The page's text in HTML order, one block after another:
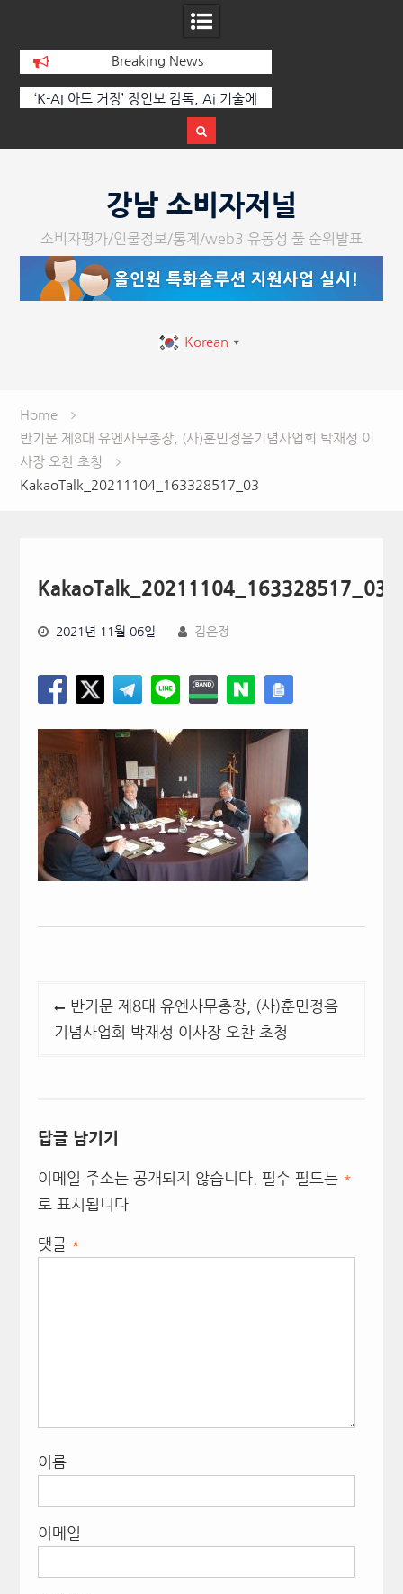
Breaking News
‘K-AI 아트 거장’ 장인보 감독, Ai 기술에
페스티벌’ 성황리에 막 내려
강남 소비자저널
소비자평가/인물정보/통계/web3 유동성 풀 순위발표
Korean ▼
Home
반기문 제8대 유엔사무총장, (사)훈민정음기념사업회 박재성 이
사장 오찬 초청
KakaoTalk_20211104_163328517_03
KakaoTalk_20211104_163328517_03
2021년 11월 06일 김은정
반기문 제8대 유엔사무총장, (사)훈민정음
기념사업회 박재성 이사장 오찬 초청
답글 남기기
이메일 주소는 공개되지 않습니다. 필수 필드는 *
로 표시됩니다
댓글 *
이름
이메일